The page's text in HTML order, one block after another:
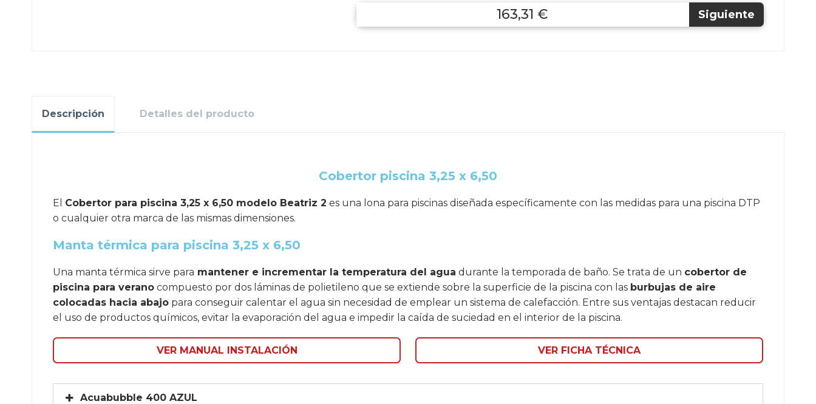
163,31 €
Descripción Detalles del producto
Cobertor piscina 3,25 x 6,50
El Cobertor para piscina 3,25 x 6,50 modelo Beatriz 2 es una lona para piscinas diseñada específicamente con las medidas para una piscina DTP
o cualquier otra marca de las mismas dimensiones.
Manta térmica para piscina 3,25 x 6,50
Una manta térmica sirve para mantener e incrementar la temperatura del agua durante la temporada de baño. Se trata de un cobertor de
piscina para verano compuesto por dos láminas de polietileno que se extiende sobre la superficie de la piscina con las burbujas de aire
colocadas hacia abajo para conseguir calentar el agua sin necesidad de emplear un sistema de calefacción. Entre sus ventajas destacan reducir
el uso de productos químicos, evitar la evaporación del agua e impedir la caída de suciedad en el interior de la piscina.
VER MANUAL INSTALACIÓN VER FICHA TÉCNICA
Acuabubble 400 AZUL